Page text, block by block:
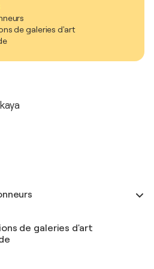
de galeries d'art
de galeries d'art